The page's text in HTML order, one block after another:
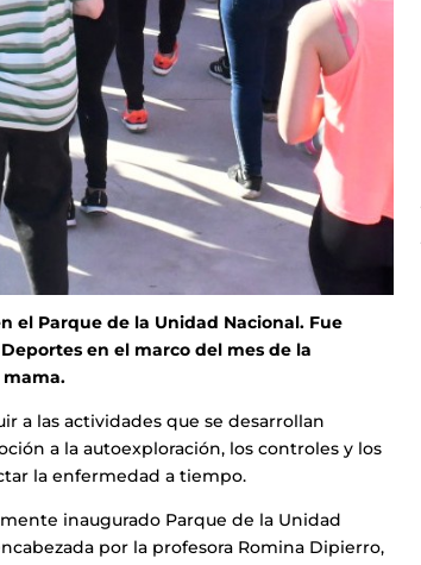
el Parque de la Unidad Nacional. Fue
en el marco del mes de la
mama.
a las actividades que se desarrollan
a la autoexploración, los controles y los
la enfermedad a tiempo.
inaugurado Parque de la Unidad
por la profesora Romina Dipierro,